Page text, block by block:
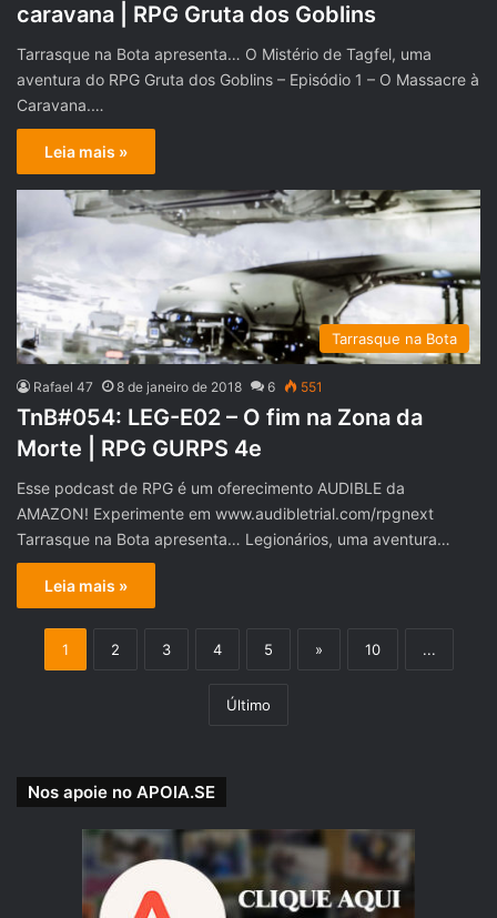
caravana | RPG Gruta dos Goblins
Tarrasque na Bota apresenta… O Mistério de Tagfel, uma
aventura do RPG Gruta dos Goblins – Episódio 1 – O Massacre à
Caravana.…
Leia mais »
Tarrasque na Bota
Rafael 47 8 de janeiro de 2018 6 551
TnB#054: LEG-E02 – O fim na Zona da
Morte | RPG GURPS 4e
Esse podcast de RPG é um oferecimento AUDIBLE da
AMAZON! Experimente em www.audibletrial.com/rpgnext
Tarrasque na Bota apresenta… Legionários, uma aventura…
Leia mais »
1 2 3 4 5 » 10 ...
Último
Nos apoie no APOIA.SE